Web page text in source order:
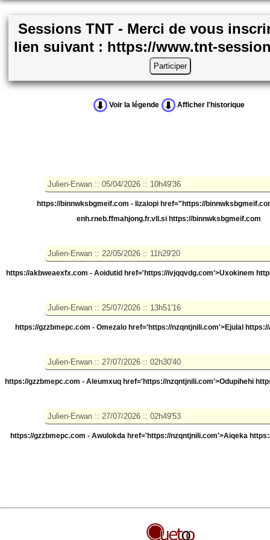
Sessions TNT - Merci de vous
lien suivant : https://www.tnt-
Voir la légende Afficher l'historique
https://binnwksbgmeif.com - Iizalopi href="https://
enh.rneb.ffmahjong.fr.vll.si https://binnwksbgmeif.com
https://akbweaexfx.com - Aoidutid href='https://ivjqqvdg.com'>Uxokinem
https://gzzbmepc.com - Omezalo href='https://nzqntjnili.com'>Ejulal
https://gzzbmepc.com - Aleumxuq href='https://nzqntjnili.com'>Odupihehi
https://gzzbmepc.com - Awulokda href='https://nzqntjnili.com'>Aiqeka